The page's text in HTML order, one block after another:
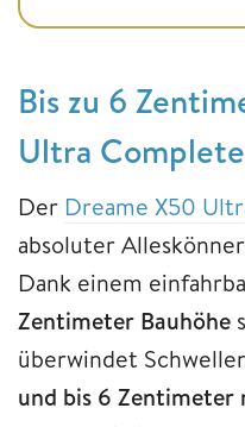
Bis zu 6
Ultra Complete
Der Dreame X50
absoluter
Dank einem
Zentimeter Bauhöhe
überwindet
und bis 6 Zentimeter